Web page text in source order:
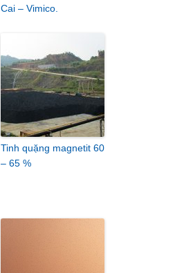
Cai – Vimico.
Tinh quặng magnetit 60
– 65 %